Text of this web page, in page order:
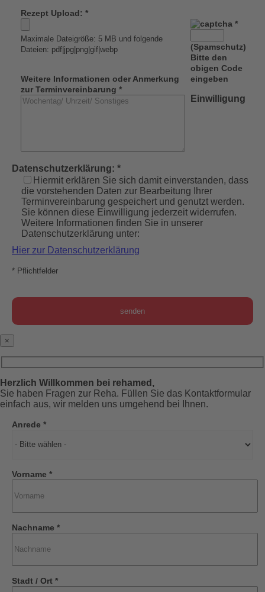
Rezept Upload: *
Maximale Dateigröße: 5 MB und folgende
Dateien: pdf|jpg|png|gif|webp
Weitere Informationen oder Anmerkung
zur Terminvereinbarung *
*
(Spamschutz)
Bitte den
obigen Code
eingeben
Einwilligung
Datenschutzerklärung: *
Hiermit erklären Sie sich damit einverstanden, dass
die vorstehenden Daten zur Bearbeitung Ihrer
Terminvereinbarung gespeichert und genutzt werden.
Sie können diese Einwilligung jederzeit widerrufen.
Weitere Informationen finden Sie in unserer
Datenschutzerklärung unter:
Hier zur Datenschutzerklärung
* Pflichtfelder
×
Herzlich Willkommen bei rehamed,
Sie haben Fragen zur Reha. Füllen Sie das Kontaktformular
einfach aus, wir melden uns umgehend bei Ihnen.
Anrede *
Vorname *
Nachname *
Stadt / Ort *